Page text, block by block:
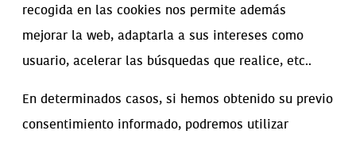
recogida en las cookies nos permite además
mejorar la web, adaptarla a sus intereses como
usuario, acelerar las búsquedas que realice, etc..
En determinados casos, si hemos obtenido su previo
consentimiento informado, podremos utilizar